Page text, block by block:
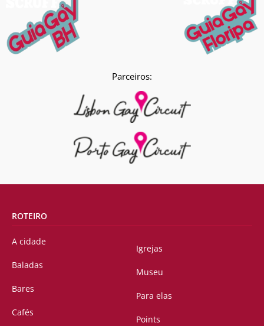
Parceiros:
ROTEIRO
A cidade
Baladas
Bares
Cafés
Igrejas
Museu
Para elas
Points